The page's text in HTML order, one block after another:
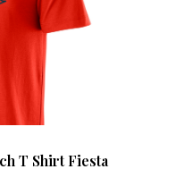
T Shirt Fiesta